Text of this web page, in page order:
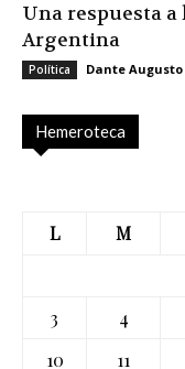
Una respuesta a
Argentina
Política Dante
Hemeroteca
L
M
3
4
10
11